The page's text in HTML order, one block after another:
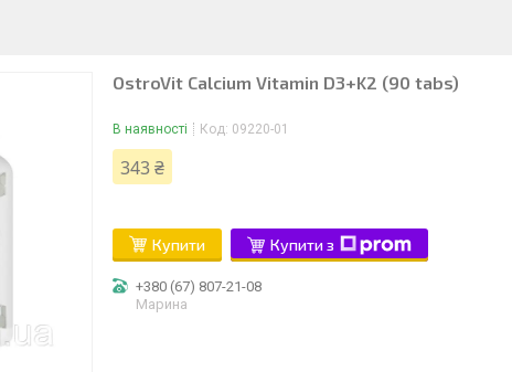
OstroVit Calcium Vitamin D3+K2 (90 tabs)
В наявності Код: 09220-01
343 ₴
Купити Купити з
+380 (67) 807-21-08
Марина